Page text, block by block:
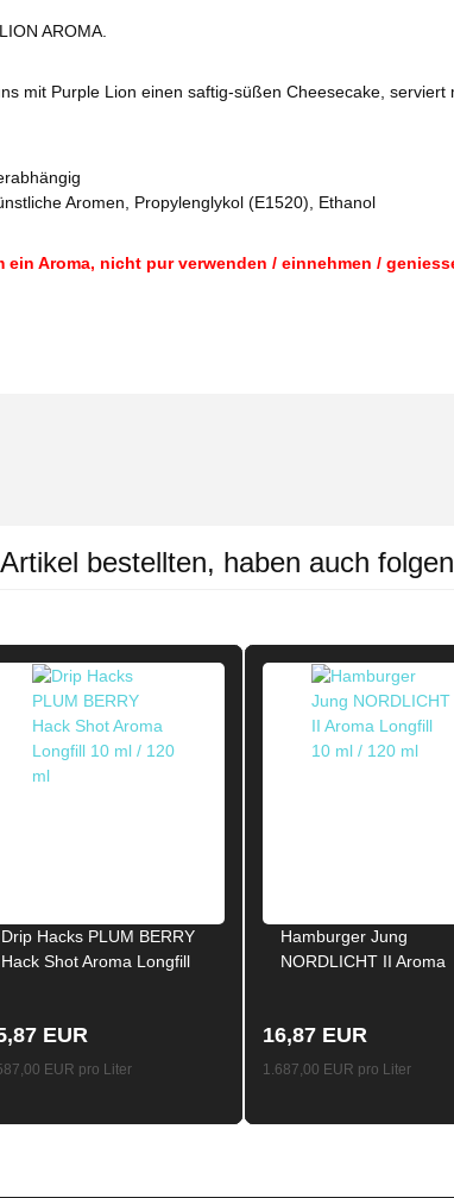
AROMA.
mit Purple Lion einen saftig-süßen Cheesecake, serviert
Aromen, Propylenglykol (E1520), Ethanol
Aroma, nicht pur verwenden / einnehmen /
bestellten, haben auch
Drip Hacks PLUM BERRY
Hack Shot Aroma Longfill
EUR
EUR pro Liter
Hamburger Jung
NORDLICHT II Aroma
16,87 EUR
1.687,00 EUR pro Liter